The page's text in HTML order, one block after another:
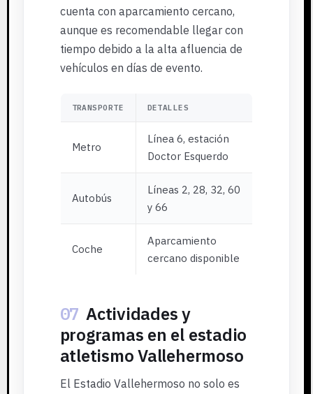
cuenta con aparcamiento cercano,
aunque es recomendable llegar con
tiempo debido a la alta afluencia de
vehículos en días de evento.
TRANSPORTE DETALLES
Metro
Línea 6, estación
Doctor Esquerdo
Autobús
Líneas 2, 28, 32, 60
y 66
Coche
Aparcamiento
cercano disponible
07 Actividades y
programas en el estadio
atletismo Vallehermoso
El Estadio Vallehermoso no solo es